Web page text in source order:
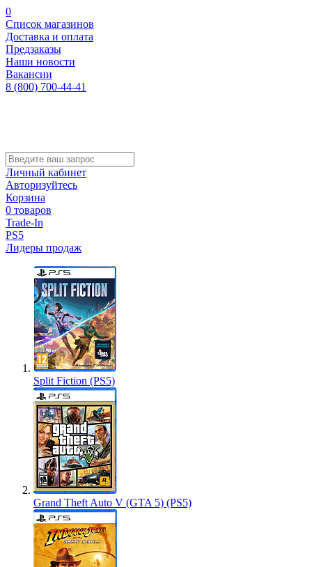
0
Список магазинов
Доставка и оплата
Предзаказы
Наши новости
Вакансии
8 (800) 700-44-41
Личный кабинет
Авторизуйтесь
Корзина
0 товаров
Trade-In
PS5
Лидеры продаж
Split Fiction (PS5)
Grand Theft Auto V (GTA 5) (PS5)